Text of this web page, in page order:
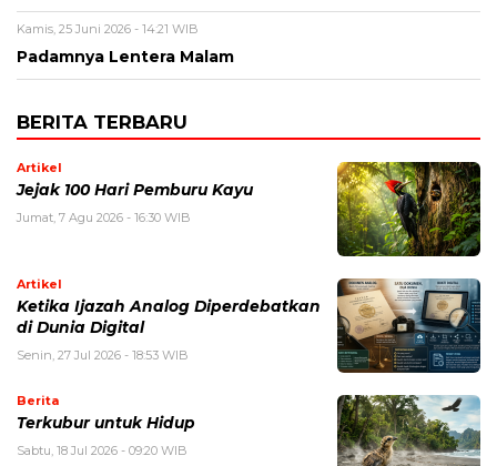
Kamis, 25 Juni 2026 - 14:21 WIB
Padamnya Lentera Malam
BERITA TERBARU
Artikel
Jejak 100 Hari Pemburu Kayu
Jumat, 7 Agu 2026 - 16:30 WIB
Artikel
Ketika Ijazah Analog Diperdebatkan
di Dunia Digital
Senin, 27 Jul 2026 - 18:53 WIB
Berita
Terkubur untuk Hidup
Sabtu, 18 Jul 2026 - 09:20 WIB